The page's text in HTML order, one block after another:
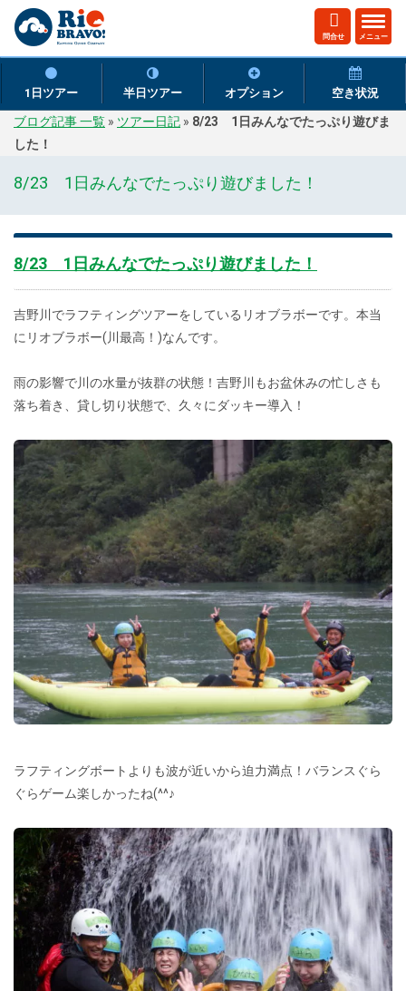
ト
グ
ナ
ビ
ゲ
メニュー
問合せ
1日ツアー 半日ツアー オプション 空き状況
ブログ記事 一覧 » ツアー日記 » 8/23 1日みんなでたっぷり遊びま
した！
8/23 1日みんなでたっぷり遊びました！
8/23 1日みんなでたっぷり遊びました！
吉野川でラフティングツアーをしているリオブラボーです。本当
にリオブラボー(川最高！)なんです。
雨の影響で川の水量が抜群の状態！吉野川もお盆休みの忙しさも
落ち着き、貸し切り状態で、久々にダッキー導入！
ラフティングボートよりも波が近いから迫力満点！バランスぐら
ぐらゲーム楽しかったね(^^♪